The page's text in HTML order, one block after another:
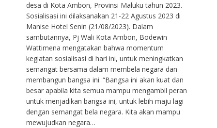
desa di Kota Ambon, Provinsi Maluku tahun 2023.
Sosialisasi ini dilaksanakan 21-22 Agustus 2023 di
Manise Hotel Senin (21/08/2023). Dalam
sambutannya, Pj Wali Kota Ambon, Bodewin
Wattimena mengatakan bahwa momentum
kegiatan sosialisasi di hari ini, untuk meningkatkan
semangat bersama dalam membela negara dan
membangun bangsa ini. “Bangsa ini akan kuat dan
besar apabila kita semua mampu mengambil peran
untuk menjadikan bangsa ini, untuk lebih maju lagi
dengan semangat bela negara. Kita akan mampu
mewujudkan negara…